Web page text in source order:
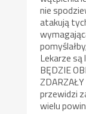
nie
atakują
Lekarze są
BĘDZIE
przewidzi
wielu